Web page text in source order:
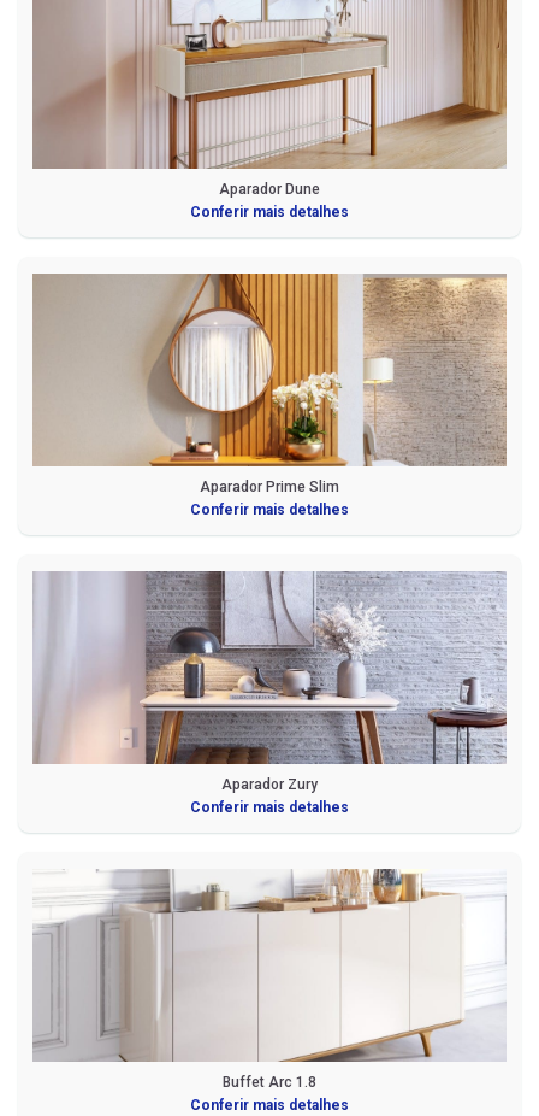
Aparador Dune
Conferir mais detalhes
Aparador Prime Slim
Conferir mais detalhes
Aparador Zury
Conferir mais detalhes
Buffet Arc 1.8
Conferir mais detalhes